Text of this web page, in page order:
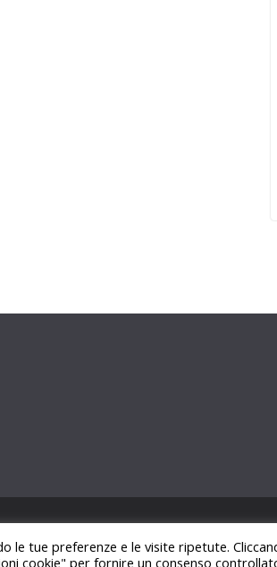
le tue preferenze e le visite ripetute.
cookie" per fornire un consenso